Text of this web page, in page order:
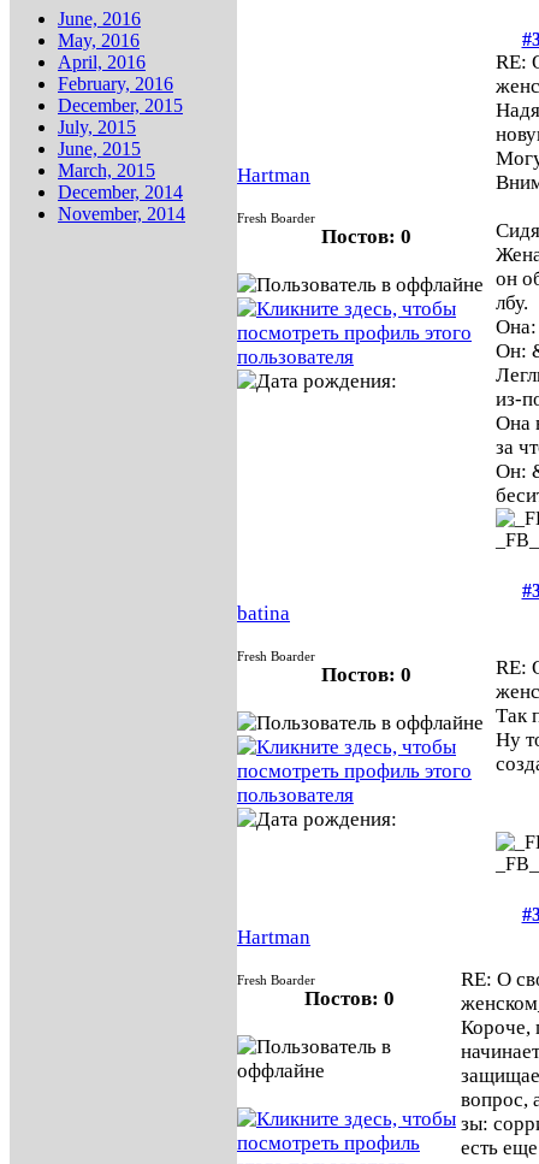
June, 2016
May, 2016
April, 2016
February, 2016
December, 2015
July, 2015
June, 2015
March, 2015
December, 2014
November, 2014
Hartman
Fresh Boarder
Постов: 0
RE:
он
лбу.
Она:
Он:
из-
Она
за
Он:
batina
Fresh Boarder
Постов: 0
RE:
Так
Ну
Hartman
Fresh Boarder
Постов: 0
RE: О
женском
Короче,
вопрос,
зы:
есть